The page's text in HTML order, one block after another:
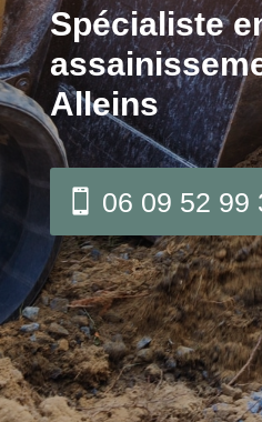
Spécialiste
Alleins
06 09 52 99